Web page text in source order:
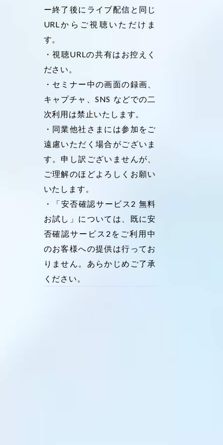
ー終了後にライブ配信と同じ
URLからご視聴いただけま
す。
・視聴URLの共有はお控えく
ださい。
・セミナー中の画面の録画、
キャプチャ、SNS などでの二
次利用は禁止いたします。
・同業他社さまには参加をご
遠慮いただく場合がございま
す。申し訳ございませんが、
ご理解のほどよろしくお願い
いたします。
・「安否確認サービス2 無料
お試し」については、既に安
否確認サービス2をご利用中
のお客様への提供は行ってお
りません。あらかじめご了承
ください。